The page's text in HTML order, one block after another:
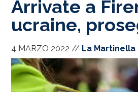
Arrivate a
ucraine,
4 MARZO 2022 // La Martinella